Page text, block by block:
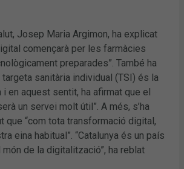
Josep Maria Argimon, ha explicat
començarà per les farmàcies
preparades”. També ha
sanitària individual (TSI) és la
en aquest sentit, ha afirmat que el
un servei molt útil”. A més, s’ha
que “com tota transformació digital,
eina habitual”. “Catalunya és un país
de la digitalització”, ha reblat